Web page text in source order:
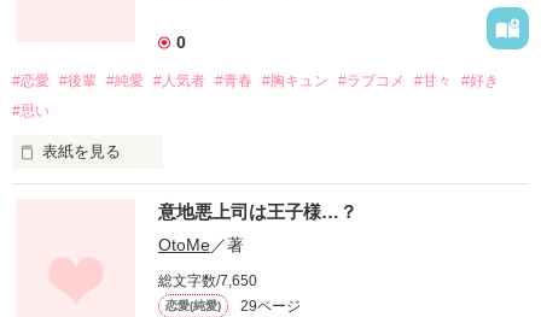
作品を読む
0
#恋愛 #後輩 #純愛 #人気者 #青春 #胸キュン #ラブコメ #甘々
#好き
#思い
表紙を見る
そんな太陽の様な彼に惹かれてく正反対の私
でも彼には誰にも言えない秘密があって…
なかなか近づけない二人の距離にドキドキともどかしさをお届
意地悪上司は王子様…？
OtoMe／著
総文字数/7,650
恋愛(純愛) 29ページ